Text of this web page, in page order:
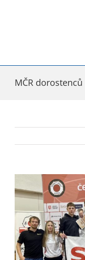
MČR dorostenců
větší
obrázek